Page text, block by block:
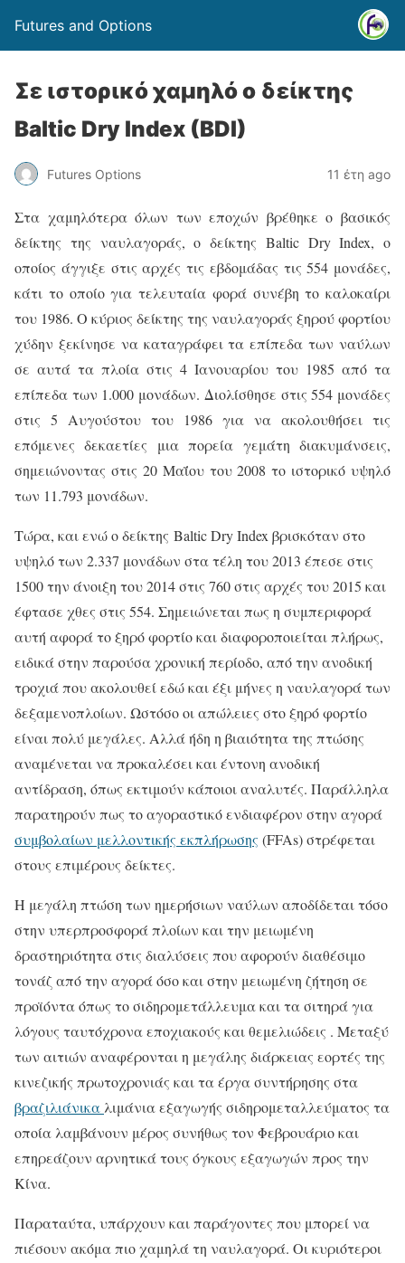
Futures and Options
Σε ιστορικό χαμηλό ο δείκτης
Baltic Dry Index (BDI)
Futures Options 11 έτη ago
Στα χαμηλότερα όλων των εποχών βρέθηκε ο βασικός
δείκτης της ναυλαγοράς, ο δείκτης Baltic Dry Index, o
οποίος άγγιξε στις αρχές τις εβδομάδας τις 554 μονάδες,
κάτι το οποίο για τελευταία φορά συνέβη το καλοκαίρι
του 1986. Ο κύριος δείκτης της ναυλαγοράς ξηρού φορτίου
χύδην ξεκίνησε να καταγράφει τα επίπεδα των ναύλων
σε αυτά τα πλοία στις 4 Ιανουαρίου του 1985 από τα
επίπεδα των 1.000 μονάδων. Διολίσθησε στις 554 μονάδες
στις 5 Αυγούστου του 1986 για να ακολουθήσει τις
επόμενες δεκαετίες μια πορεία γεμάτη διακυμάνσεις,
σημειώνοντας στις 20 Μαΐου του 2008 το ιστορικό υψηλό
των 11.793 μονάδων.
Τώρα, και ενώ ο δείκτης Baltic Dry Index βρισκόταν στο
υψηλό των 2.337 μονάδων στα τέλη του 2013 έπεσε στις
1500 την άνοιξη του 2014 στις 760 στις αρχές του 2015 και
έφτασε χθες στις 554. Σημειώνεται πως η συμπεριφορά
αυτή αφορά το ξηρό φορτίο και διαφοροποιείται πλήρως,
ειδικά στην παρούσα χρονική περίοδο, από την ανοδική
τροχιά που ακολουθεί εδώ και έξι μήνες η ναυλαγορά των
δεξαμενοπλοίων. Ωστόσο οι απώλειες στο ξηρό φορτίο
είναι πολύ μεγάλες. Αλλά ήδη η βιαιότητα της πτώσης
αναμένεται να προκαλέσει και έντονη ανοδική
αντίδραση, όπως εκτιμούν κάποιοι αναλυτές. Παράλληλα
παρατηρούν πως το αγοραστικό ενδιαφέρον στην αγορά
συμβολαίων μελλοντικής εκπλήρωσης (FFAs) στρέφεται
στους επιμέρους δείκτες.
Η μεγάλη πτώση των ημερήσιων ναύλων αποδίδεται τόσο
στην υπερπροσφορά πλοίων και την μειωμένη
δραστηριότητα στις διαλύσεις που αφορούν διαθέσιμο
τονάζ από την αγορά όσο και στην μειωμένη ζήτηση σε
προϊόντα όπως το σιδηρομετάλλευμα και τα σιτηρά για
λόγους ταυτόχρονα εποχιακούς και θεμελιώδεις . Μεταξύ
των αιτιών αναφέρονται η μεγάλης διάρκειας εορτές της
κινεζικής πρωτοχρονιάς και τα έργα συντήρησης στα
βραζιλιάνικα λιμάνια εξαγωγής σιδηρομεταλλεύματος τα
οποία λαμβάνουν μέρος συνήθως τον Φεβρουάριο και
επηρεάζουν αρνητικά τους όγκους εξαγωγών προς την
Κίνα.
Παραταύτα, υπάρχουν και παράγοντες που μπορεί να
πιέσουν ακόμα πιο χαμηλά τη ναυλαγορά. Οι κυριότεροι